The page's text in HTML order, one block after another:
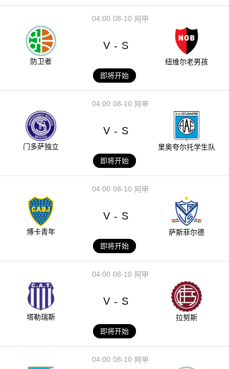
08-10
04:00 阿甲
防卫者
V - S
纽维尔老男孩
即将开始
08-10
04:00 阿甲
门多萨独立
V - S
里奥夸尔托学生队
即将开始
08-10
04:00 阿甲
博卡青年
V - S
萨斯菲尔德
即将开始
08-10
04:00 阿甲
塔勒瑞斯
V - S
拉努斯
即将开始
08-10
04:00 阿甲